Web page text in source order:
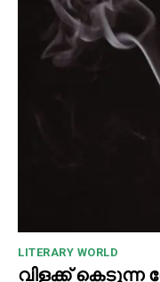
LITERARY WORLD
വിളക്ക് കെടുന്ന